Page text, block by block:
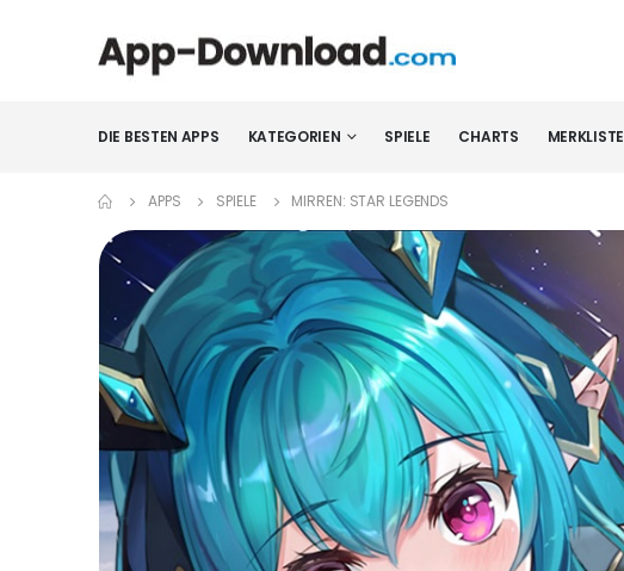
DIE BESTEN APPS KATEGORIEN SPIELE CHARTS MERKLISTE
APPS SPIELE MIRREN: STAR LEGENDS